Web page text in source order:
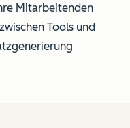
Mitarbeitenden
Tools und